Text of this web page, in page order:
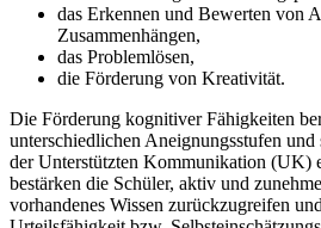
das Erkennen und Bewerten von
Zusammenhängen,
das Problemlösen,
die Förderung von Kreativität.
Die Förderung kognitiver Fähigkeiten
unterschiedlichen Aneignungsstufen und
der Unterstützten Kommunikation (UK)
bestärken die Schüler, aktiv und
vorhandenes Wissen zurückzugreifen